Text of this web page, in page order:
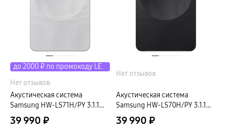
до 2000 ₽ по промокоду LETO
Нет отзывов
Акустическая система
Samsung HW-LS71H/PY 3.1.1
150Вт белый
39 990 ₽
Нет отзывов
Акустическая система
Samsung HW-LS70H/PY 3.1.1
150Вт черный
39 990 ₽